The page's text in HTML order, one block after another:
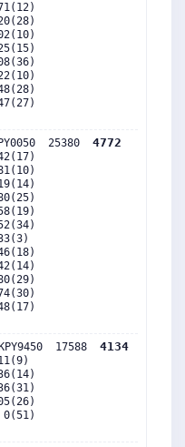
25380 4772
17588 4134
0(51)